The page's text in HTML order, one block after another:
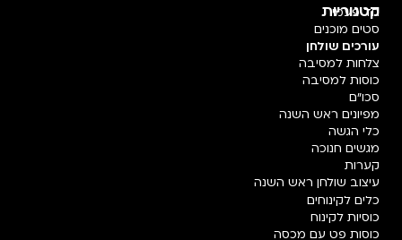
קטגוריות
חד פעמי
סטים מוכנים
עורכים שולחן
צלחות למסיבה
כוסות למסיבה
סכו"ם
מפיונים ראש השנה
כלי הגשה
מגשים חנוכה
קערות
עיצוב שולחן ראש השנה
כלים לקינוחים
כוסיות לקינוח
כוסות פט עם מכסה